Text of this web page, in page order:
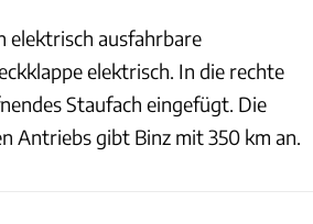
elektrisch ausfahrbare
elektrisch. In die rechte
Staufach eingefügt. Die
Antriebs gibt Binz mit 350 km an.